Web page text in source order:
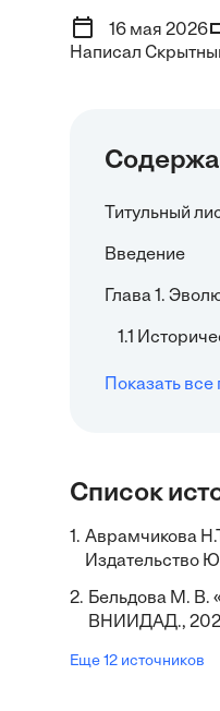
16 мая 2026
Написал
Титульный
Введение
Глава 1.
1.1
Показать все
Список
1. Аврамчикова
Издательство
2. Бельдова М. В.
ВНИИДАД.,
Еще 12 источников